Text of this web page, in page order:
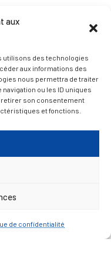
aux
utilisons des technologies
aux informations des
nous permettra de traiter
ou les ID uniques
retirer son consentement
et fonctions.
de confidentialité
et visiter